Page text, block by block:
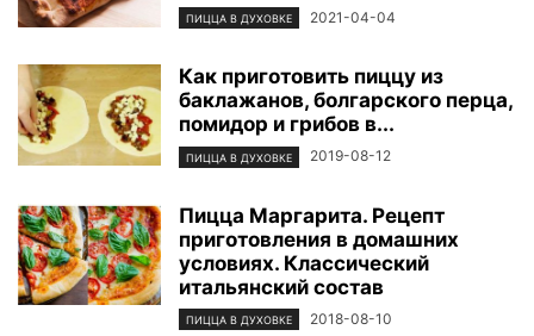
ПИЦЦА В ДУХОВКЕ 2021-04-04
Как приготовить пиццу из
баклажанов, болгарского перца,
помидор и грибов в...
ПИЦЦА В ДУХОВКЕ 2019-08-12
Пицца Маргарита. Рецепт
приготовления в домашних
условиях. Классический
итальянский состав
ПИЦЦА В ДУХОВКЕ 2018-08-10